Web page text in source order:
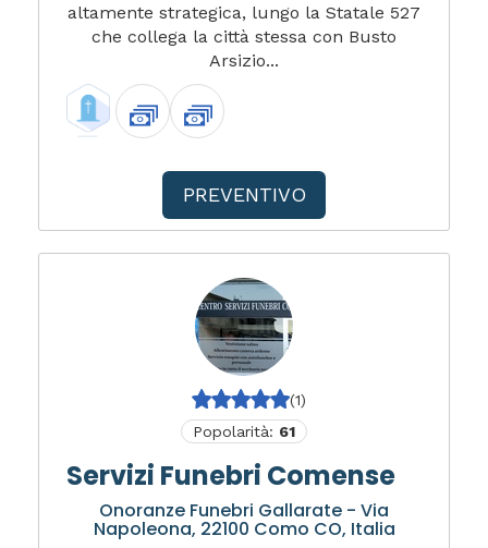
altamente strategica, lungo la Statale 527
che collega la città stessa con Busto
Arsizio...
PREVENTIVO
(1)
Popolarità: 61
Servizi Funebri Comense
Onoranze Funebri Gallarate - Via
Napoleona, 22100 Como CO, Italia